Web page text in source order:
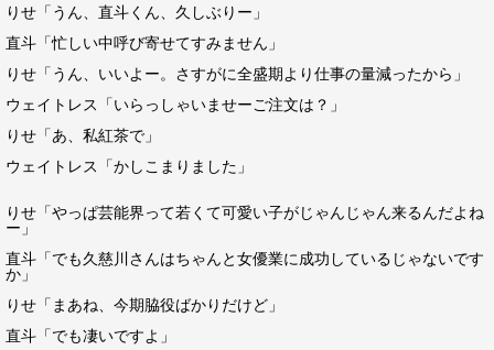
りせ「うん、直斗くん、久しぶりー」
直斗「忙しい中呼び寄せてすみません」
りせ「うん、いいよー。さすがに全盛期より仕事の量減ったから」
ウェイトレス「いらっしゃいませーご注文は？」
りせ「あ、私紅茶で」
ウェイトレス「かしこまりました」
りせ「やっぱ芸能界って若くて可愛い子がじゃんじゃん来るんだよね
ー」
直斗「でも久慈川さんはちゃんと女優業に成功しているじゃないです
か」
りせ「まあね、今期脇役ばかりだけど」
直斗「でも凄いですよ」